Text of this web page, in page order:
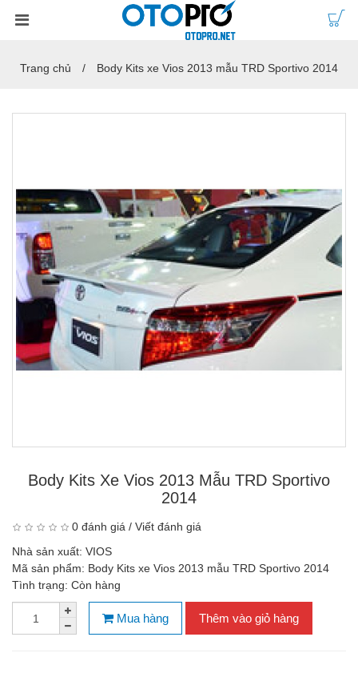
Trang chủ Body Kits xe Vios 2013 mẫu TRD Sportivo 2014
Body Kits Xe Vios 2013 Mẫu TRD Sportivo
2014
0 đánh giá / Viết đánh giá
Nhà sản xuất: VIOS
Mã sản phẩm: Body Kits xe Vios 2013 mẫu TRD Sportivo 2014
Tình trạng: Còn hàng
Mua hàng Thêm vào giỏ hàng